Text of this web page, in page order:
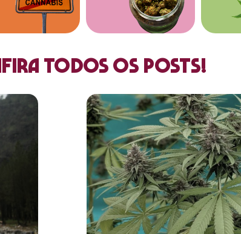
todos os posts!